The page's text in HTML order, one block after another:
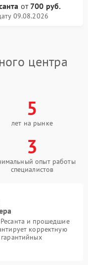
от 700 руб.
09.08.2026
центра
5
лет на рынке
3
опыт работы
специалистов
и прошедшие
корректную